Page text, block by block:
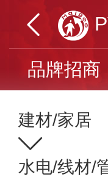
品牌招商
建材/家居
水电/线材/